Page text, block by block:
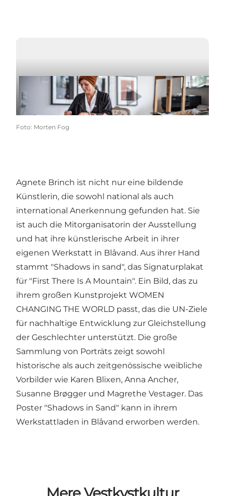
Video abspielen
VESTKYSTKULTUR - Kunst og
Kulturarv
Foto: Morten Fog
Agnete Brinch ist nicht nur eine bildende
Künstlerin, die sowohl national als auch
international Anerkennung gefunden hat. Sie
ist auch die Mitorganisatorin der Ausstellung
und hat ihre künstlerische Arbeit in ihrer
eigenen Werkstatt in Blåvand. Aus ihrer Hand
stammt "Shadows in sand", das Signaturplakat
für "First There Is A Mountain". Ein Bild, das zu
ihrem großen Kunstprojekt WOMEN
CHANGING THE WORLD passt, das die UN-Ziele
für nachhaltige Entwicklung zur Gleichstellung
der Geschlechter unterstützt. Die große
Sammlung von Porträts zeigt sowohl
historische als auch zeitgenössische weibliche
Vorbilder wie Karen Blixen, Anna Ancher,
Susanne Brøgger und Magrethe Vestager. Das
Poster "Shadows in Sand" kann in ihrem
Werkstattladen in Blåvand erworben werden.